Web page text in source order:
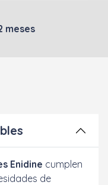
meses
Enidine cumplen
de